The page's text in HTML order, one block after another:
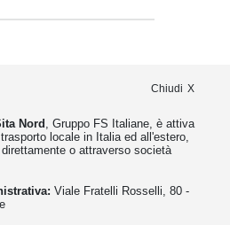
Chiudi
Nord, Gruppo FS Italiane, è attiva
locale in Italia ed all'estero,
o attraverso società
Viale Fratelli Rosselli, 80 -